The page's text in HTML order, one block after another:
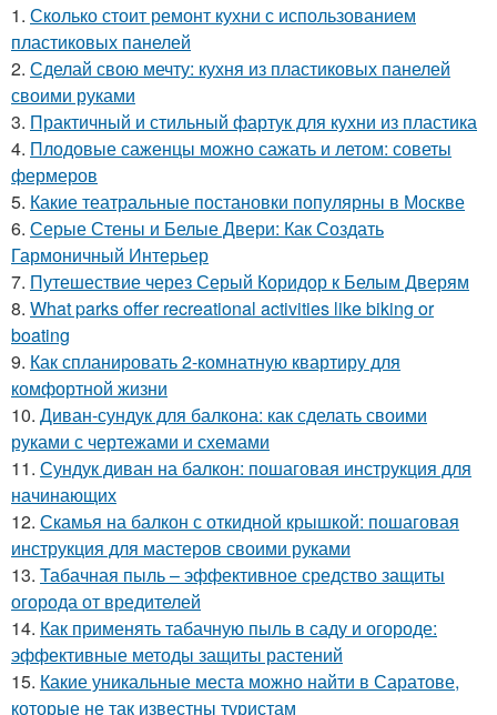
1. Сколько стоит ремонт кухни с использованием
пластиковых панелей
2. Сделай свою мечту: кухня из пластиковых панелей
своими руками
3. Практичный и стильный фартук для кухни из пластика
4. Плодовые саженцы можно сажать и летом: советы
фермеров
5. Какие театральные постановки популярны в Москве
6. Серые Стены и Белые Двери: Как Создать
Гармоничный Интерьер
7. Путешествие через Серый Коридор к Белым Дверям
8. What parks offer recreational activities like biking or
boating
9. Как спланировать 2-комнатную квартиру для
комфортной жизни
10. Диван-сундук для балкона: как сделать своими
руками с чертежами и схемами
11. Сундук диван на балкон: пошаговая инструкция для
начинающих
12. Скамья на балкон с откидной крышкой: пошаговая
инструкция для мастеров своими руками
13. Табачная пыль – эффективное средство защиты
огорода от вредителей
14. Как применять табачную пыль в саду и огороде:
эффективные методы защиты растений
15. Какие уникальные места можно найти в Саратове,
которые не так известны туристам